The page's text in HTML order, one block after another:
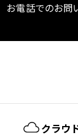
お電話でのお問
クラウ